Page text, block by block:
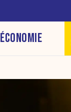
ÉCONOMIE